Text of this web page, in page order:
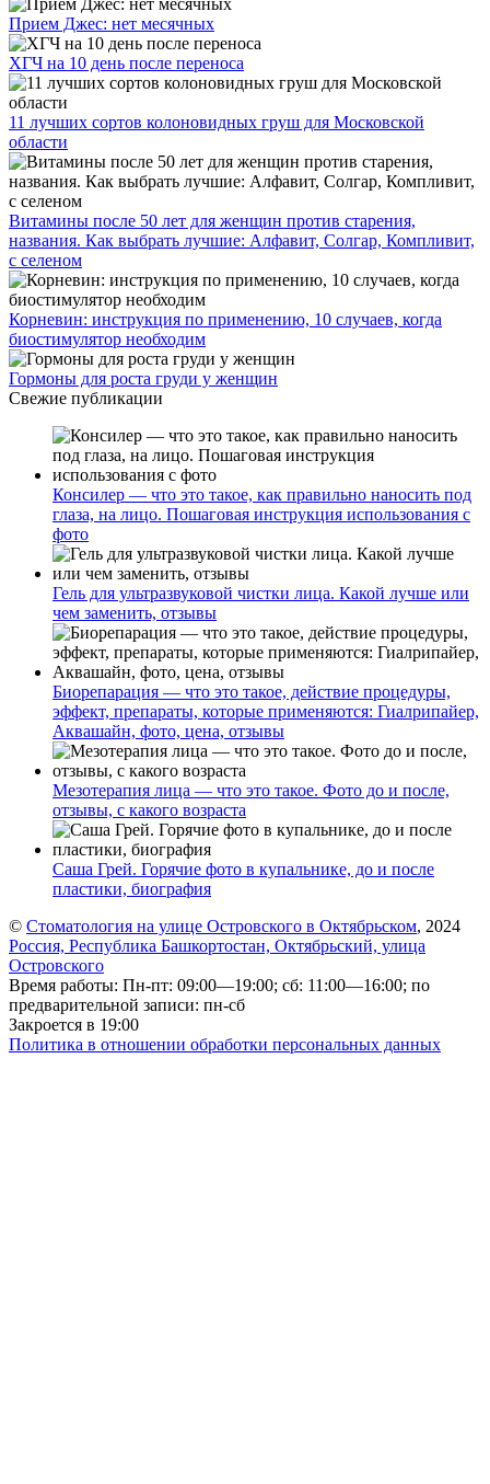
Прием Джес: нет месячных
ХГЧ на 10 день после переноса
11 лучших сортов колоновидных груш для Московской
области
Витамины после 50 лет для женщин против старения,
названия. Как выбрать лучшие: Алфавит, Солгар, Компливит,
с селеном
Корневин: инструкция по применению, 10 случаев, когда
биостимулятор необходим
Гормоны для роста груди у женщин
Свежие публикации
Консилер — что это такое, как правильно наносить под
глаза, на лицо. Пошаговая инструкция использования с
фото
Гель для ультразвуковой чистки лица. Какой лучше или
чем заменить, отзывы
Биорепарация — что это такое, действие процедуры,
эффект, препараты, которые применяются: Гиалрипайер,
Аквашайн, фото, цена, отзывы
Мезотерапия лица — что это такое. Фото до и после,
отзывы, с какого возраста
Саша Грей. Горячие фото в купальнике, до и после
пластики, биография
© Стоматология на улице Островского в Октябрьском, 2024
Россия, Республика Башкортостан, Октябрьский, улица
Островского
Время работы: Пн-пт: 09:00—19:00; сб: 11:00—16:00; по
предварительной записи: пн-сб
Закроется в 19:00
Политика в отношении обработки персональных данных